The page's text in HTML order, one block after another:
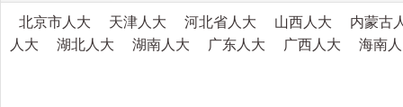
北京市人大 天津人大 河北省人大 山西人大
内蒙古
人大
湖北人大 湖南人大 广东人大 广西人大 海南